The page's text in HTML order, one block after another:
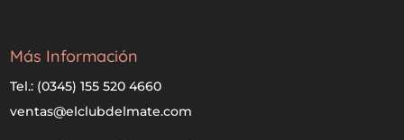
Más Información
Tel.: (0345) 155 520 4660
ventas@elclubdelmate.com